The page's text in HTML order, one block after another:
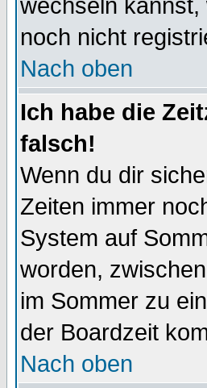
wechseln
noch nicht
Nach oben
Ich habe die
falsch!
Wenn du dir
Zeiten immer
System auf
worden,
im Sommer zu
der Boardzeit
Nach oben